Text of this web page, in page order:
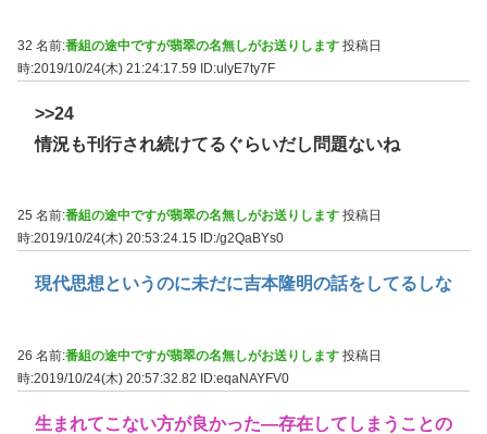
32 名前:番組の途中ですが翡翠の名無しがお送りします 投稿日
時:2019/10/24(木) 21:24:17.59 ID:ulyE7ty7F
>>24
情況も刊行され続けてるぐらいだし問題ないね
25 名前:番組の途中ですが翡翠の名無しがお送りします 投稿日
時:2019/10/24(木) 20:53:24.15
ID:/g2QaBYs0
現代思想というのに未だに吉本隆明の話をしてるしな
26 名前:番組の途中ですが翡翠の名無しがお送りします 投稿日
時:2019/10/24(木) 20:57:32.82
ID:eqaNAYFV0
生まれてこない方が良かった―存在してしまうことの